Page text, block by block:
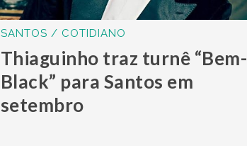
SANTOS / COTIDIANO
Thiaguinho traz turnê “Bem-
Black” para Santos em
setembro